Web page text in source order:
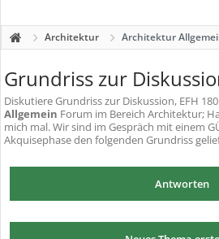
Architektur Architektur
Grundriss zur
DiskutiereGrundriss zur Diskussion, EFH
Allgemein Forum im Bereich Architektur;
mich mal. Wir sind im Gespräch mit einem
Akquisephase den folgenden Grundriss
Antworten